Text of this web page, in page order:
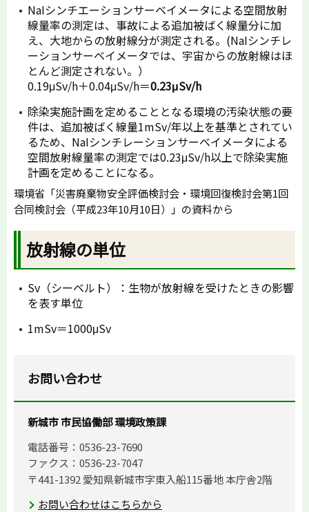
NaIシンチエーションサーベイメータによる空間放射
線量率の測定は、事故による追加被ばく線量分に加
え、大地からの放射線分が測定される。(NaIシンチレ
ーションサーベイメータでは、宇宙からの放射線はほ
とんど測定されない。）
0.19μSv/h＋0.04μSv/h＝0.23μSv/h
除染実施計画を定めることとなる環境の汚染状態の要
件は、追加被ばく線量1mSv/年以上を基準とされてい
るため、NaIシンチレーションサーベイメータによる
空間放射線量率の測定では0.23μSv/h以上で除染実施
計画を定めることになる。
環境省「災害廃棄物安全評価検討会・環境回復検討会第1回
合同検討会（平成23年10月10日）」の資料から
放射線の単位
Sv（シーベルト）：生物が放射線を受けたときの影響
を表す単位
1mSv＝1000μSv
お問い合わせ
新城市 市民協働部 環境政策課
電話番号：0536-23-7690
ファクス：0536-23-7047
〒441-1392 愛知県新城市字東入船115番地 本庁舎2階
お問い合わせはこちらから